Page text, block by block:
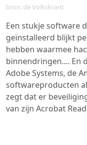
bron: de Volkskrant
Een stukje software
geïnstalleerd blijkt
hebben waarmee
binnendringen.... En
Adobe Systems, de
softwareproducten
zegt dat er
van zijn Acrobat